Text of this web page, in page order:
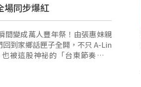
場同步爆紅
間變成萬人豐年祭！由張惠妹親
到家鄉話匣子全開，不只 A-Lin
被這股神祕的「台東節奏」包